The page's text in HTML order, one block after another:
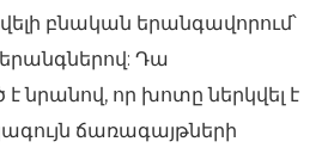
բնական երանգավորում՝
Դա
նրանով, որ խոտը ներկվել է
ճառագայթների